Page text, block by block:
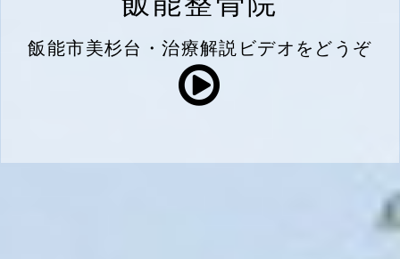
飯能市美杉台・治療解説ビデオをどうぞ